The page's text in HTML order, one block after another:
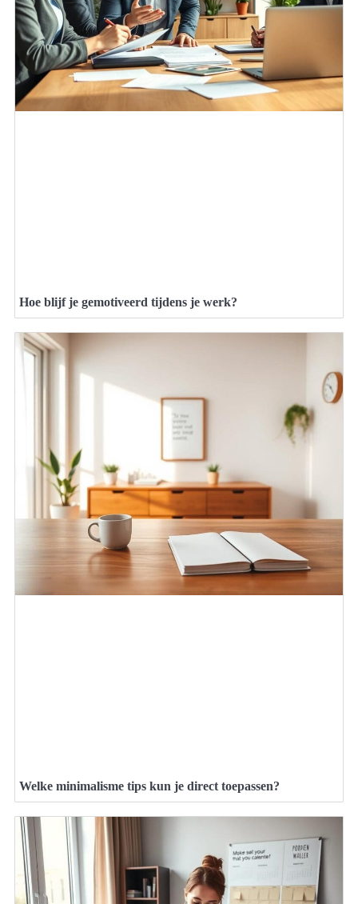
Hoe blijf je gemotiveerd tijdens je werk?
Welke minimalisme tips kun je direct toepassen?